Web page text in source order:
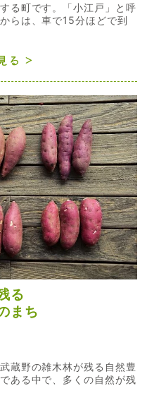
る町です。「小江戸」と呼
らは、車で15分ほどで到
る
る
まち
蔵野の雑木林が残る自然豊
ある中で、多くの自然が残